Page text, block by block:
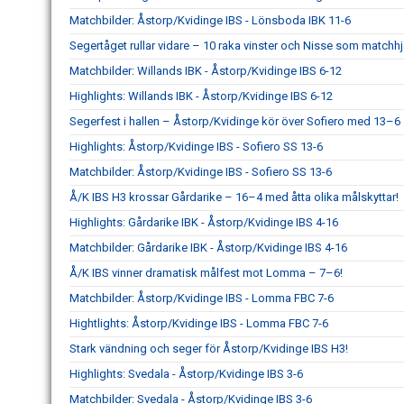
Matchbilder: Åstorp/Kvidinge IBS - Lönsboda IBK 11-6
Segertåget rullar vidare – 10 raka vinster och Nisse som
Matchbilder: Willands IBK - Åstorp/Kvidinge IBS 6-12
Highlights: Willands IBK - Åstorp/Kvidinge IBS 6-12
Segerfest i hallen – Åstorp/Kvidinge kör över Sofiero med 13–6
Highlights: Åstorp/Kvidinge IBS - Sofiero SS 13-6
Matchbilder: Åstorp/Kvidinge IBS - Sofiero SS 13-6
Å/K IBS H3 krossar Gårdarike – 16–4 med åtta olika målskyttar!
Highlights: Gårdarike IBK - Åstorp/Kvidinge IBS 4-16
Matchbilder: Gårdarike IBK - Åstorp/Kvidinge IBS 4-16
Å/K IBS vinner dramatisk målfest mot Lomma – 7–6!
Matchbilder: Åstorp/Kvidinge IBS - Lomma FBC 7-6
Hightlights: Åstorp/Kvidinge IBS - Lomma FBC 7-6
Stark vändning och seger för Åstorp/Kvidinge IBS H3!
Highlights: Svedala - Åstorp/Kvidinge IBS 3-6
Matchbilder: Svedala - Åstorp/Kvidinge IBS 3-6